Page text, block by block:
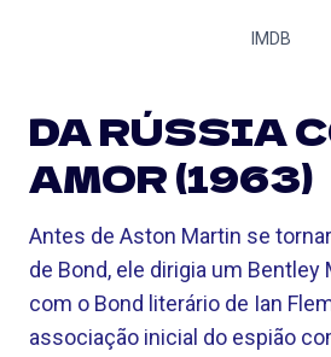
IMDB
DA RÚSSIA
AMOR (1963)
Antes de Aston Martin se
de Bond, ele dirigia um Bentley
com o Bond literário de Ian
associação inicial do espião